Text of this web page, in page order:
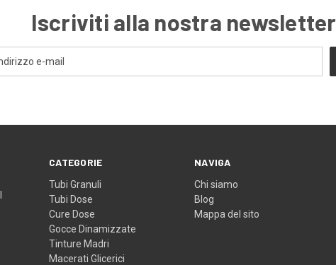
Iscriviti alla nostra newsletter
CATEGORIE
Tubi Granuli
Tubi Dose
Cure Dose
Gocce Dinamizzate
Tinture Madri
Macerati Glicerici
NAVIGA
Chi siamo
Blog
Mappa del sito